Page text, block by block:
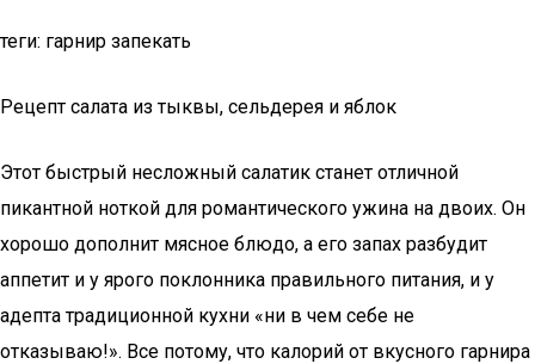
теги: гарнир запекать
Рецепт салата из тыквы, сельдерея и яблок
Этот быстрый несложный салатик станет отличной
пикантной ноткой для романтического ужина на двоих. Он
хорошо дополнит мясное блюдо, а его запах разбудит
аппетит и у ярого поклонника правильного питания, и у
адепта традиционной кухни «ни в чем себе не
отказываю!». Все потому, что калорий от вкусного гарнира